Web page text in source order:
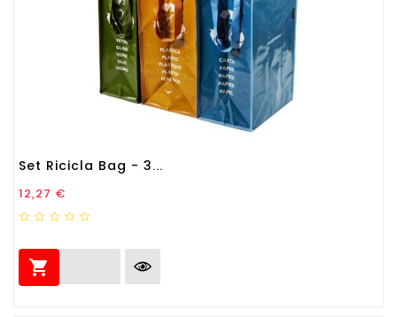
Set Ricicla Bag - 3...
Prezzo
12,27 €
